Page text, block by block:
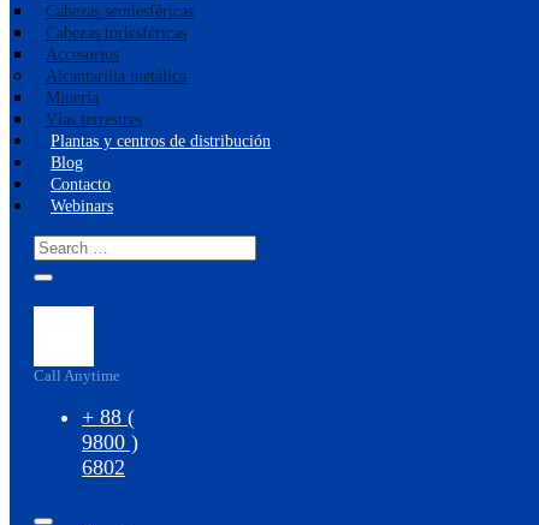
Cabezas semiesféricas
Cabezas toriesféricas
Accesorios
Alcantarilla metálica
Minería
Vías terrestres
Plantas y centros de distribución
Blog
Contacto
Webinars
Call Anytime
+ 88 (
9800 )
6802